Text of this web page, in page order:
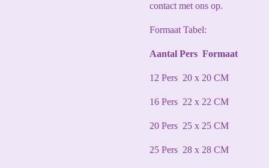
contact met ons op.
Formaat Tabel:
Aantal Pers Formaat
12 Pers 20 x 20 CM
16 Pers 22 x 22 CM
20 Pers 25 x 25 CM
25 Pers 28 x 28 CM